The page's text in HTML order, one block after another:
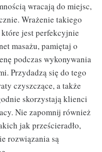
wracają do miejsc,
Wrażenie takiego
jest perfekcyjnie
masażu, pamiętaj o
podczas wykonywania
Przydadzą się do tego
czyszczące, a także
skorzystają klienci
Nie zapomnij również
jak prześcieradło,
rozwiązania są